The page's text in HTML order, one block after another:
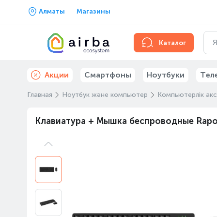
Алматы Магазины
Каталог
Акции Смартфоны Ноутбуки
Главная Ноутбук және компьютер Компьютерлік
Клавиатура + Мышка беспроводные